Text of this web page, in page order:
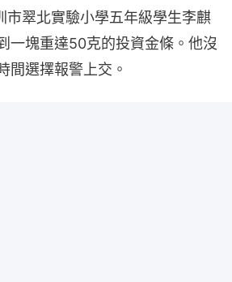
市翠北實驗小學五年級學生李麒
一塊重達50克的投資金條。他沒
間選擇報警上交。